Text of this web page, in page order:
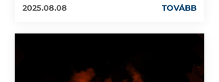
2025.08.08
TOVÁBB